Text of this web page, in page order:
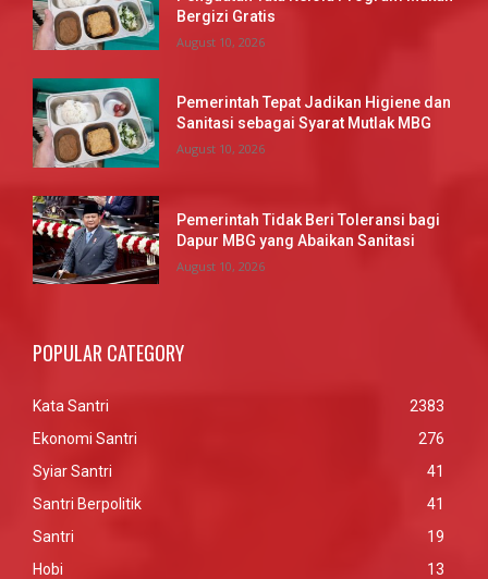
Bergizi Gratis
August 10, 2026
Pemerintah Tepat Jadikan Higiene dan
Sanitasi sebagai Syarat Mutlak MBG
August 10, 2026
Pemerintah Tidak Beri Toleransi bagi
Dapur MBG yang Abaikan Sanitasi
August 10, 2026
POPULAR CATEGORY
Kata Santri
2383
Ekonomi Santri
276
Syiar Santri
41
Santri Berpolitik
41
Santri
19
Hobi
13